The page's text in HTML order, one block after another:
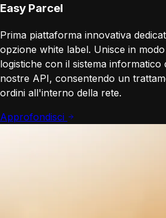
Easy Parcel
Prima piattaforma innovativa
opzione white label. Unisce in
logistiche con il sistema informatico
nostre API, consentendo un
ordini all'interno della rete.
Approfondisci